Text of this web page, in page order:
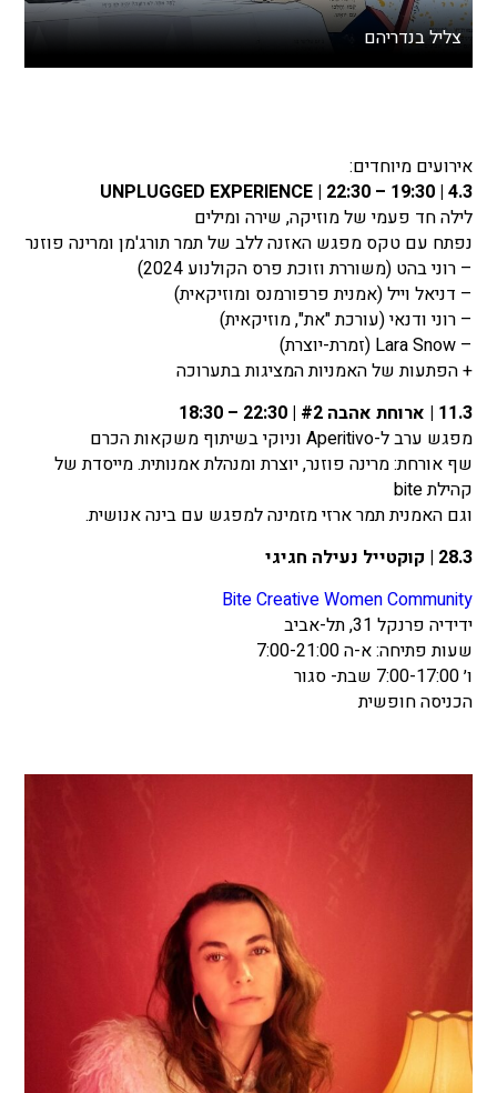
צליל בנדריהם
אירועים מיוחדים:
4.3 | UNPLUGGED EXPERIENCE | 22:30 – 19:30
לילה חד פעמי של מוזיקה, שירה ומילים
נפתח עם טקס מפגש האזנה ללב של תמר תורג'מן ומרינה פוזנר
– רוני בהט (משוררת וזוכת פרס הקולנוע 2024)
– דניאל וייל (אמנית פרפורמנס ומוזיקאית)
– רוני ודנאי (עורכת "את", מוזיקאית)
– Lara Snow (זמרת-יוצרת)
+ הפתעות של האמניות המציגות בתערוכה
11.3 | ארוחת אהבה #2 | 22:30 – 18:30
מפגש ערב ל-Aperitivo וניוקי בשיתוף משקאות הכרם
שף אורחת: מרינה פוזנר, יוצרת ומנהלת אמנותית. מייסדת של
קהילת bite
וגם האמנית תמר ארזי מזמינה למפגש עם בינה אנושית.
28.3 | קוקטייל נעילה חגיגי
Bite Creative Women Community
ידידיה פרנקל 31, תל-אביב
שעות פתיחה: א-ה 7:00-21:00
ו׳ 7:00-17:00 שבת- סגור
הכניסה חופשית